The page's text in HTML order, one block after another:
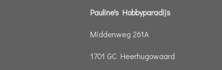
Pauline's Hobbyparadijs
Middenweg 261A
1701 GC Heerhugowaard